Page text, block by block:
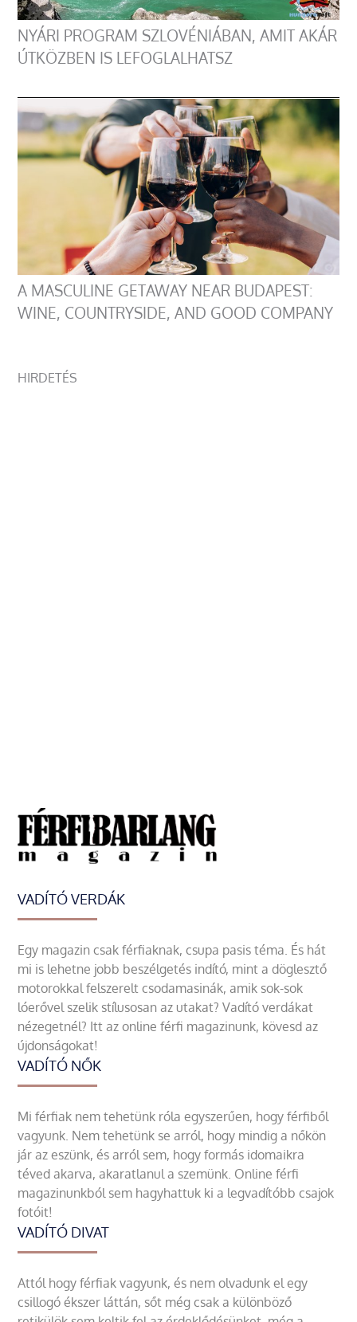
NYÁRI PROGRAM SZLOVÉNIÁBAN, AMIT AKÁR
ÚTKÖZBEN IS LEFOGLALHATSZ
A MASCULINE GETAWAY NEAR BUDAPEST:
WINE, COUNTRYSIDE, AND GOOD COMPANY
HIRDETÉS
VADÍTÓ VERDÁK
Egy magazin csak férfiaknak, csupa pasis téma. És hát
mi is lehetne jobb beszélgetés indító, mint a döglesztő
motorokkal felszerelt csodamasinák, amik sok-sok
lóerővel szelik stílusosan az utakat? Vadító verdákat
nézegetnél? Itt az online férfi magazinunk, kövesd az
újdonságokat!
VADÍTÓ NŐK
Mi férfiak nem tehetünk róla egyszerűen, hogy férfiből
vagyunk. Nem tehetünk se arról, hogy mindig a nőkön
jár az eszünk, és arról sem, hogy formás idomaikra
téved akarva, akaratlanul a szemünk. Online férfi
magazinunkból sem hagyhattuk ki a legvadítóbb csajok
fotóit!
VADÍTÓ DIVAT
Attól hogy férfiak vagyunk, és nem olvadunk el egy
csillogó ékszer láttán, sőt még csak a különböző